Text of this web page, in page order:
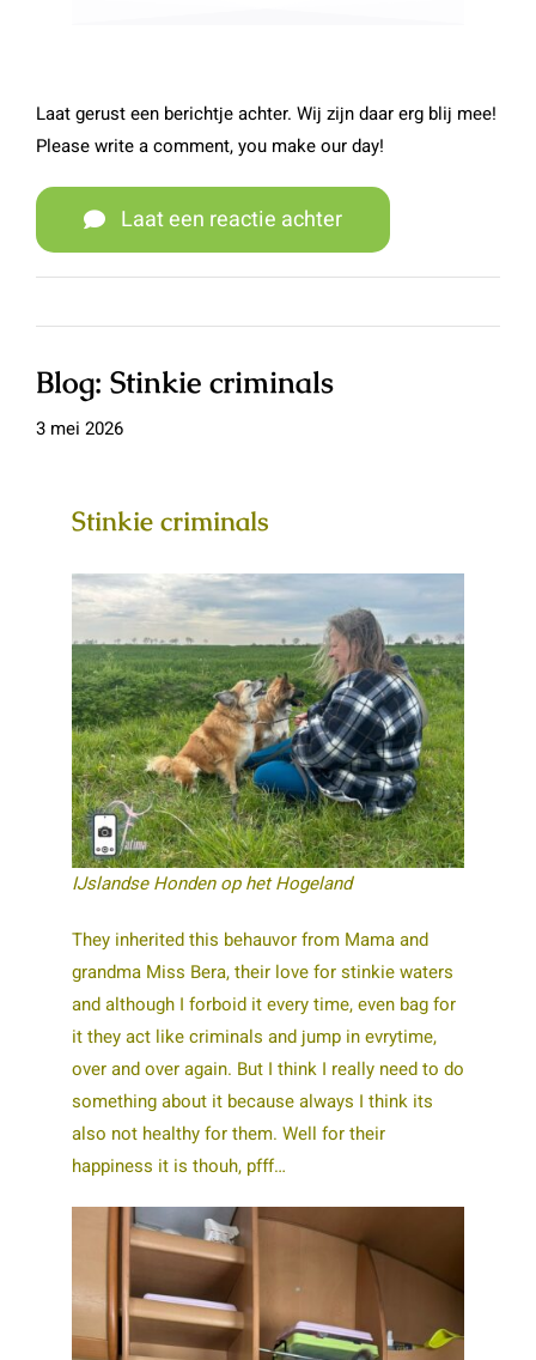
Laat gerust een berichtje achter. Wij zijn daar erg blij mee!
Please write a comment, you make our day!
Laat een reactie achter
Blog: Stinkie criminals
3 mei 2026
Stinkie criminals
IJslandse Honden op het Hogeland
They inherited this behauvor from Mama and
grandma Miss Bera, their love for stinkie waters
and although I forboid it every time, even bag for
it they act like criminals and jump in evrytime,
over and over again. But I think I really need to do
something about it because always I think its
also not healthy for them. Well for their
happiness it is thouh, pfff…